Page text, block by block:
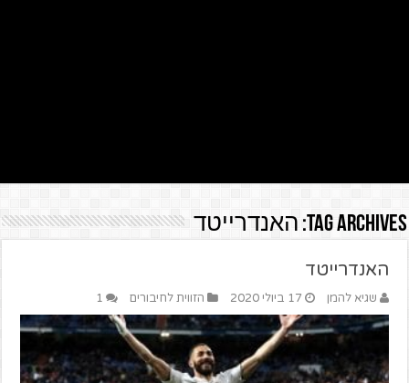
Tag Archives: האנדרייטד
האנדרייטד
שגיא להמן 17 ביולי 2020 הזווית לחיבורים 1